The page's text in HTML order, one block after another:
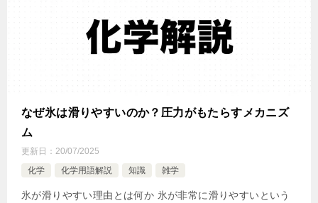
なぜ氷は滑りやすいのか？圧力がもたらすメカニズ
ム
更新日： 20/07/2025
化学
化学用語解説 知識 雑学
氷が滑りやすい理由とは何か 氷が非常に滑りやすいという